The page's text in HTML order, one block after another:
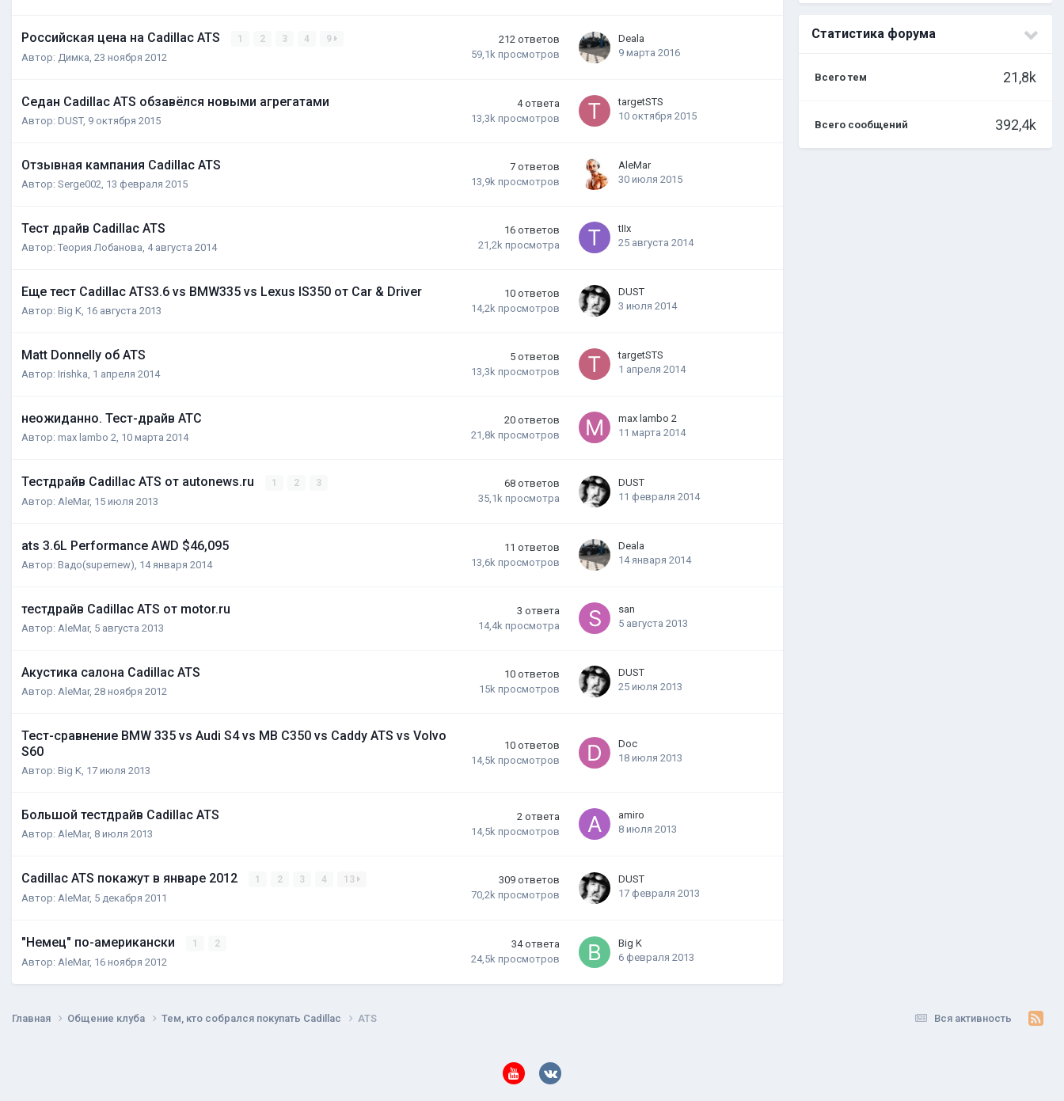
Российская цена на Cadillac ATS 1 2 3 4 9
Автор: Димка 23 ноября 2012
212 ответов
59,1k просмотров
Deala
9 марта 2016
Седан Cadillac ATS обзавёлся новыми агрегатами
Автор: DUST, 9 октября 2015
4 ответа
13,3k просмотров
targetSTS
10 октября 2015
Отзывная кампания Cadillac ATS
Автор: Serge002 13 февраля 2015
7 ответов
13,9k просмотров
AleMar
30 июля 2015
Тест драйв Cadillac ATS
Автор: Теория Лобанова 4 августа 2014
16 ответов
21,2k просмотра
tIIx
25 августа 2014
Еще тест Cadillac ATS3.6 vs BMW335 vs Lexus IS350 от Car & Driver
Автор: Big K 16 августа 2013
10 ответов
14,2k просмотров
DUST
3 июля 2014
Matt Donnelly об ATS
Автор: Irishka 1 апреля 2014
5 ответов
13,3k просмотров
targetSTS
1 апреля 2014
неожиданно. Тест-драйв АТС
Автор: max lambo 2 10 марта 2014
20 ответов
21,8k просмотров
max lambo 2
11 марта 2014
Тестдрайв Cadillac ATS от autonews.ru 1 2 3
Автор: AleMar, 15 июля 2013
68 ответов
35,1k просмотра
DUST
11 февраля 2014
ats 3.6L Performance AWD $46,095
Автор: Вадо(supernew) 14 января 2014
11 ответов
13,6k просмотров
Deala
14 января 2014
тестдрайв Cadillac ATS от motor.ru
Автор: AleMar, 5 августа 2013
3 ответа
14,4k просмотра
san
5 августа 2013
Акустика салона Cadillac ATS
Автор: AleMar, 28 ноября 2012
10 ответов
15k просмотров
DUST
25 июля 2013
Тест-сравнение BMW 335 vs Audi S4 vs MB C350 vs Caddy ATS vs Volvo
S60
Автор: Big K 17 июля 2013
10 ответов
14,5k просмотров
Doc
18 июля 2013
Большой тестдрайв Cadillac ATS
Автор: AleMar, 8 июля 2013
2 ответа
14,5k просмотров
amiro
8 июля 2013
Cadillac ATS покажут в январе 2012 1 2 3 4 13
Автор: AleMar, 5 декабря 2011
309 ответов
70,2k просмотров
DUST
17 февраля 2013
"Немец" по-американски 1 2
Автор: AleMar, 16 ноября 2012
34 ответа
24,5k просмотров
Big K
6 февраля 2013
Статистика форума
Всего тем 21,8k
Всего сообщений 392,4k
Вся активность
Главная Общение клуба Тем, кто собрался покупать Cadillac ATS